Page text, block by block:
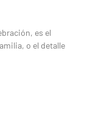
es el
o el detalle